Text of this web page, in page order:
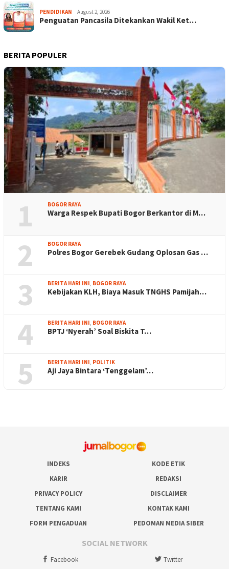
PENDIDIKAN August 2, 2026
Penguatan Pancasila Ditekankan Wakil Ket…
BERITA POPULER
1 BOGOR RAYA
Warga Respek Bupati Bogor Berkantor di M…
2 BOGOR RAYA
Polres Bogor Gerebek Gudang Oplosan Gas …
3 BERITA HARI INI BOGOR RAYA
Kebijakan KLH, Biaya Masuk TNGHS Pamijah…
4 BERITA HARI INI BOGOR RAYA
BPTJ ‘Nyerah’ Soal Biskita T…
5 BERITA HARI INI POLITIK
Aji Jaya Bintara ‘Tenggelam’…
INDEKS
KODE ETIK
KARIR
REDAKSI
PRIVACY POLICY
DISCLAIMER
TENTANG KAMI
KONTAK KAMI
FORM PENGADUAN
PEDOMAN MEDIA SIBER
SOCIAL NETWORK
Facebook Twitter